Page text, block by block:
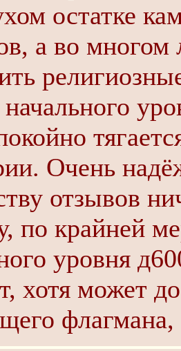
остатке
а во
Очень
отзывов
по крайней
уровня
хотя может